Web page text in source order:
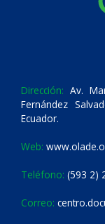
Dirección: Av.
Fernández
Ecuador.
Web:
Teléfono: (593 2)
Correo: